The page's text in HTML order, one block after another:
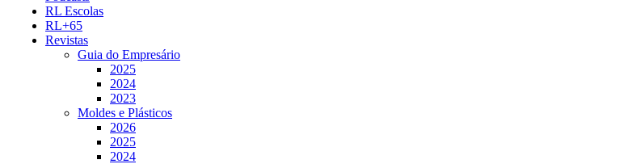
RL Escolas
RL+65
Revistas
Guia do Empresário
2025
2024
2023
Moldes e Plásticos
2026
2025
2024